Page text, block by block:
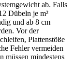
ab. Falls
Dübeln je m²
und ab 8 cm
Vor der
Plattenstöße
Fehler vermeiden
müssen mindestens